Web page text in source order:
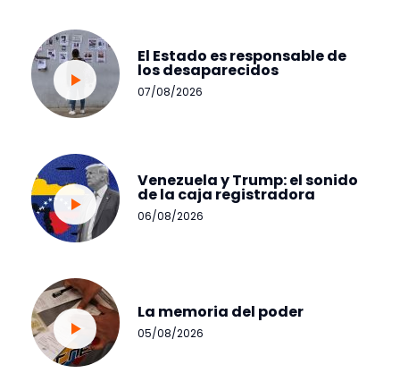
El Estado es responsable de
los desaparecidos
07/08/2026
Venezuela y Trump: el sonido
de la caja registradora
06/08/2026
La memoria del poder
05/08/2026